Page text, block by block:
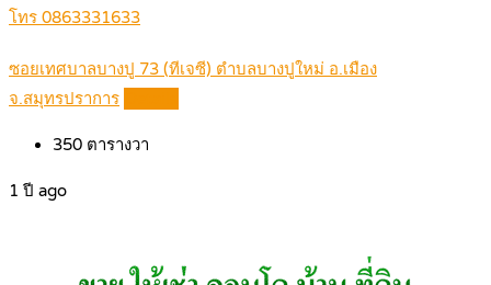
โทร 0863331633
ซอยเทศบาลบางปู 73 (ทีเจซี) ตำบลบางปูใหม่ อ.เมือง
จ.สมุทรปราการ
350 ตารางวา
1 ปี ago